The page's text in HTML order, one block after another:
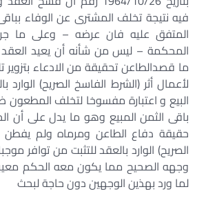
فيه نتيجة تخلف المشترى عن الوفاء
المتفق عليه فان عرضه – وعلى ما
المحكمة – ليس من شأنه أن يعيد
ما قصدالطاعن تحقيقة من الادعاء بتزوير
لأعمال أثر (الشرط الفاسخ الصريح) الوارد
البيع و اعتبارة مفسوخا لتخلف
باقى الثمن المبيع وهو ما يدل على أن
حقيقة دفاع الطاعن ومرماه ولم يفطن
الصريح) الوارد بالعقد للتثبت من توافر
وجهه الصحيح مما يكون معه الحكم
لما ورد بهذين الوجهين دون حاجة لبحث